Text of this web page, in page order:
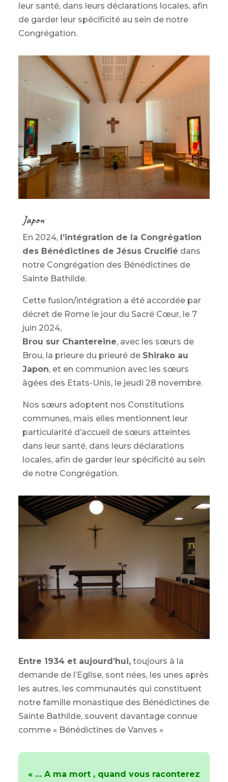
leur santé, dans leurs déclarations locales, afin
de garder leur spécificité au sein de notre
Congrégation.
Japon
En 2024, l’intégration de la Congrégation
des Bénédictines de Jésus Crucifié dans
notre Congrégation des Bénédictines de
Sainte Bathilde.
Cette fusion/intégration a été accordée par
décret de Rome le jour du Sacré Cœur, le 7
juin 2024,
Brou sur Chantereine, avec les sœurs de
Brou, la prieure du prieuré de Shirako au
Japon, et en communion avec les sœurs
âgées des Etats-Unis, le jeudi 28 novembre.
Nos sœurs adoptent nos Constitutions
communes, mais elles mentionnent leur
particularité d’accueil de sœurs atteintes
dans leur santé, dans leurs déclarations
locales, afin de garder leur spécificité au sein
de notre Congrégation.
Entre 1934 et aujourd’hui, toujours à la
demande de l’Eglise, sont nées, les unes après
les autres, les communautés qui constituent
notre famille monastique des Bénédictines de
Sainte Bathilde, souvent davantage connue
comme « Bénédictines de Vanves »
« … A ma mort , quand vous raconterez